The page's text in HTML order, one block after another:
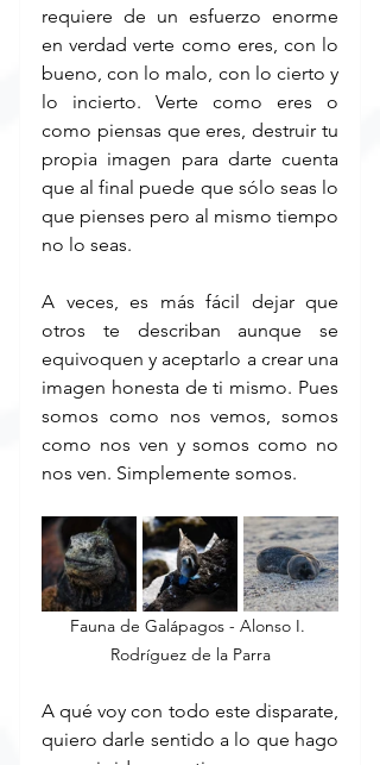
requiere de un esfuerzo enorme
en verdad verte como eres, con lo
bueno, con lo malo, con lo cierto y
lo incierto. Verte como eres o
como piensas que eres, destruir tu
propia imagen para darte cuenta
que al final puede que sólo seas lo
que pienses pero al mismo tiempo
no lo seas.
A veces, es más fácil dejar que
otros te describan aunque se
equivoquen y aceptarlo a crear una
imagen honesta de ti mismo. Pues
somos como nos vemos, somos
como nos ven y somos como no
nos ven. Simplemente somos.
Fauna de Galápagos - Alonso I.
Rodríguez de la Parra
A qué voy con todo este disparate,
quiero darle sentido a lo que hago